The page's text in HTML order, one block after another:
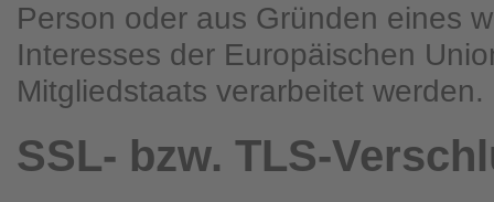
Person oder aus Gründen eines
Interesses der Europäischen
Mitgliedstaats verarbeitet werden.
SSL- bzw. TLS-